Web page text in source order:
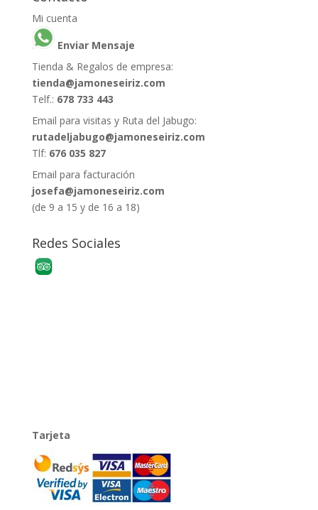
Mi cuenta
Enviar Mensaje
Tienda & Regalos de empresa:
tienda@jamoneseiriz.com
Telf.: 678 733 443
Email para visitas y Ruta del Jabugo:
rutadeljabugo@jamoneseiriz.com
Tlf: 676 035 827
Email para facturación
josefa@jamoneseiriz.com
(de 9 a 15 y de 16 a 18)
Redes Sociales
Tarjeta